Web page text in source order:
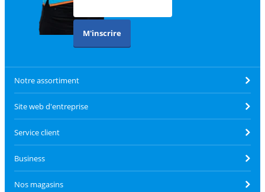
M'inscrire
Notre assortiment
Site web d'entreprise
Service client
Business
Nos magasins